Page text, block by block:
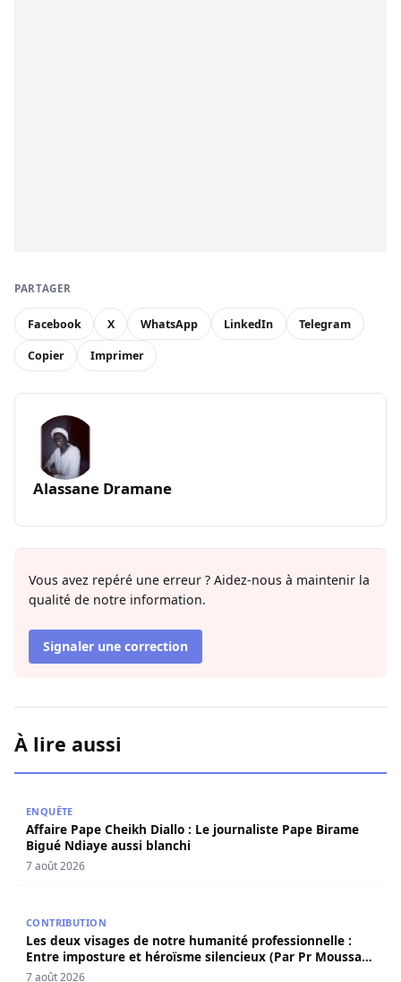
PARTAGER
Facebook X WhatsApp LinkedIn Telegram
Copier Imprimer
Alassane Dramane
Vous avez repéré une erreur ? Aidez-nous à maintenir la
qualité de notre information.
Signaler une correction
À lire aussi
ENQUÊTE
Affaire Pape Cheikh Diallo : Le journaliste Pape Birame
Bigué Ndiaye aussi blanchi
7 août 2026
CONTRIBUTION
Les deux visages de notre humanité professionnelle :
Entre imposture et héroïsme silencieux (Par Pr Moussa
Seydi)
7 août 2026